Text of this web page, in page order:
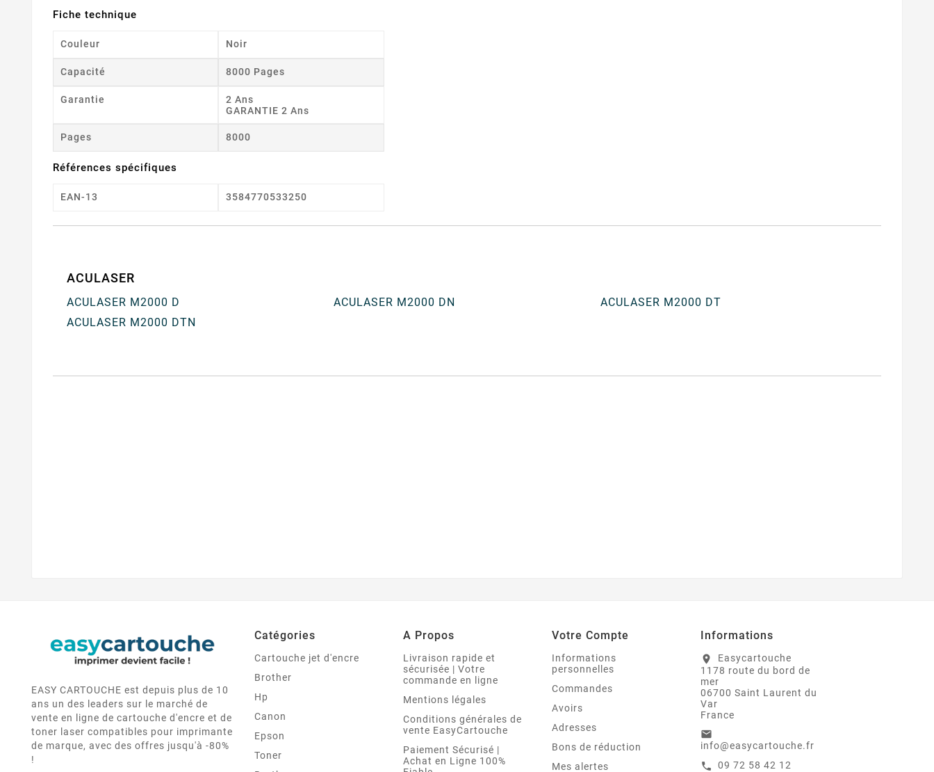
Fiche technique
Couleur Noir
Capacité 8000 Pages
Garantie
2 Ans
GARANTIE 2 Ans
Pages 8000
Références spécifiques
EAN-13 3584770533250
ACULASER
ACULASER M2000 D ACULASER M2000 DN
ACULASER M2000 DT
ACULASER M2000 DTN
EASY CARTOUCHE est depuis plus de 10
ans un des leaders sur le marché de
vente en ligne de cartouche d'encre et de
toner laser compatibles pour imprimante
de marque, avec des offres jusqu'à -80%
!
Catégories
Cartouche jet d'encre
Brother
Hp
Canon
Epson
Toner
A Propos
Livraison rapide et
sécurisée | Votre
commande en ligne
Mentions légales
Conditions générales de
vente EasyCartouche
Paiement Sécurisé |
Achat en Ligne 100%
Votre Compte
Informations
personnelles
Commandes
Avoirs
Adresses
Bons de réduction
Mes alertes
Informations
location_on
Easycartouche
1178 route du bord de
mer
06700 Saint Laurent du
Var
France
email
info@easycartouche.fr
call 09 72 58 42 12